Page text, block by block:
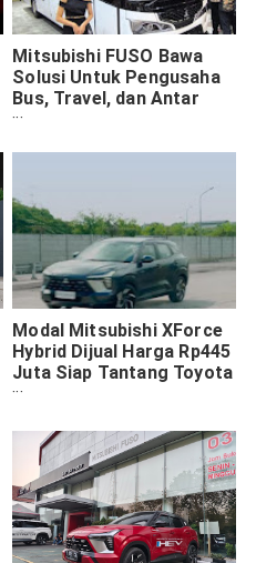
Mitsubishi FUSO Bawa
Solusi Untuk Pengusaha
Bus, Travel, dan Antar
Jemput di GIIAS 2026
Modal Mitsubishi XForce
Hybrid Dijual Harga Rp445
Juta Siap Tantang Toyota
Yaris Cross Hybrid